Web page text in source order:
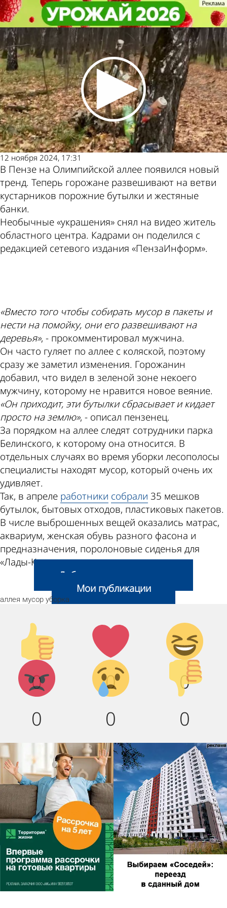
Кусты на Олимпийской аллее
обзавелись необычным декором
Глас народа
12 ноября 2024, 17:31
В Пензе на Олимпийской аллее появился новый
тренд. Теперь горожане развешивают на ветви
кустарников порожние бутылки и жестяные
банки.
Необычные «украшения» снял на видео житель
областного центра. Кадрами он поделился с
редакцией сетевого издания «ПензаИнформ».
«Вместо того чтобы собирать мусор в пакеты и
нести на помойку, они его развешивают на
деревья», - прокомментировал мужчина.
Он часто гуляет по аллее с коляской, поэтому
сразу же заметил изменения. Горожанин
добавил, что видел в зеленой зоне некоего
мужчину, которому не нравится новое веяние.
«Он приходит, эти бутылки сбрасывает и кидает
просто на землю», - описал пензенец.
За порядком на аллее следят сотрудники парка
Белинского, к которому она относится. В
отдельных случаях во время уборки лесополосы
специалисты находят мусор, который очень их
удивляет.
Так, в апреле работники собрали 35 мешков
бутылок, бытовых отходов, пластиковых пакетов.
В числе выброшенных вещей оказались матрас,
аквариум, женская обувь разного фасона и
предназначения, поролоновые сиденья для
«Лады-Калины».
Добавить свою новость
Мои публикации
аллея мусор уборка
Палец
вверх!
0
Лайк!
0
Дикий
смех!
0
Агрессия!
0
Грусть :
(
0
Палец
вниз!
0
Кусты на Олимпийской аллее
обзавелись необычным декором
Глас народа
Другие новости по
теме
Погода и курсы
валют в Пензе